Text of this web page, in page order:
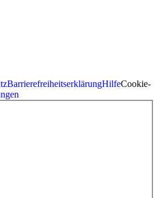
BarrierefreiheitserklärungHilfeCookie-